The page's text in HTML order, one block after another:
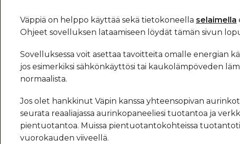
Väppiä on helppo käyttää sekä tietokoneella selaimella
Ohjeet sovelluksen lataamiseen löydät tämän sivun
Sovelluksessa voit asettaa tavoitteita omalle energian
jos esimerkiksi sähkönkäyttösi tai kaukolämpöveden
normaalista.
Jos olet hankkinut Väpin kanssa yhteensopivan
seurata reaaliajassa aurinkopaneeliesi tuotantoa ja
pientuotantoa. Muissa pientuotantokohteissa
vuorokauden viiveellä.